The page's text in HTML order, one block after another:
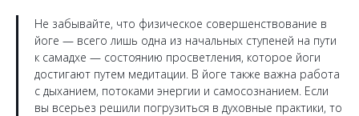
Не забывайте, что физическое совершенствование в
йоге — всего лишь одна из начальных ступеней на пути
к самадхе — состоянию просветления, которое йоги
достигают путем медитации. В йоге также важна работа
с дыханием, потоками энергии и самосознанием. Если
вы всерьез решили погрузиться в духовные практики, то